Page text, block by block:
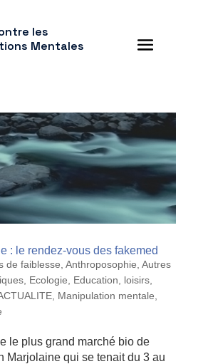
les
Mentales
: le rendez-vous des fakemed
de faiblesse Anthroposophie Autres
, Ecologie
Education, loisirs,
, Manipulation mentale
le plus grand marché bio de
Marjolaine qui se tenait du 3 au